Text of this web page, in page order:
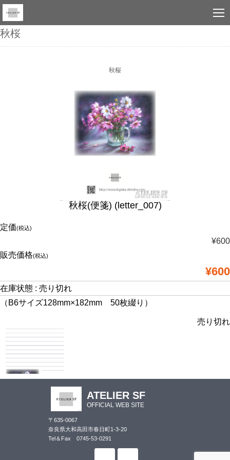
秋桜
秋桜(便箋) (letter_007)
定価(税込)
¥600
販売価格(税込)
¥600
在庫状態 : 売り切れ
（B6サイズ128mm×182mm 50枚綴り）
売り切れ
ATELIER SF
OFFICIAL WEB SITE
〒635-0067
奈良県大和高田市春日町1-3-20
Tel＆Fax 0745-53-0291